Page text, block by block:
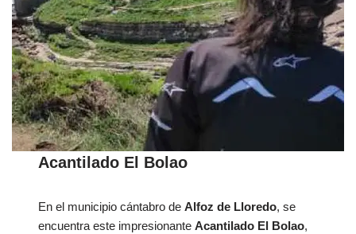
Acantilado El Bolao
En el municipio cántabro deAlfoz de Lloredo, se
encuentra este impresionanteAcantilado El Bolao,